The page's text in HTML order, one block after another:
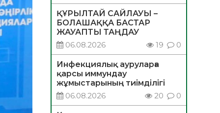
ҚҰРЫЛТАЙ САЙЛАУЫ –
БОЛАШАҚҚА БАСТАР
ЖАУАПТЫ ТАҢДАУ
06.08.2026
19 0
Инфекциялық ауруларға
қарсы иммундау
жұмыстарының тиімділігі
06.08.2026
20 0